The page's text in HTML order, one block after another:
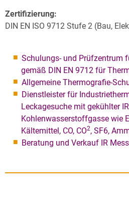
Zertifizierung:
DIN EN ISO 9712 Stufe 2 (Bau,
Schulungs- und Prüfzentrum
gemäß DIN EN 9712 für
Allgemeine Thermografie-
Dienstleister für
Leckagesuche mit gekühlter
Kohlenwasserstoffgasse wie
Kältemittel, CO, CO2, SF6,
Beratung und Verkauf IR